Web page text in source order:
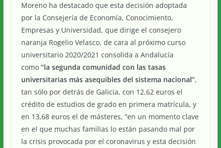
Moreno ha destacado que esta decisión adoptada
por la Consejería de Economía, Conocimiento,
Empresas y Universidad, que dirige el consejero
naranja Rogelio Velasco, de cara al próximo curso
universitario 2020/2021 consolida a Andalucía
como “la segunda comunidad con las tasas
universitarias más asequibles del sistema nacional”,
tan sólo por detrás de Galicia, con 12,62 euros el
crédito de estudios de grado en primera matrícula, y
en 13,68 euros el de másteres, “en un momento clave
en el que muchas familias lo están pasando mal por
la crisis provocada por el coronavirus y esta decisión